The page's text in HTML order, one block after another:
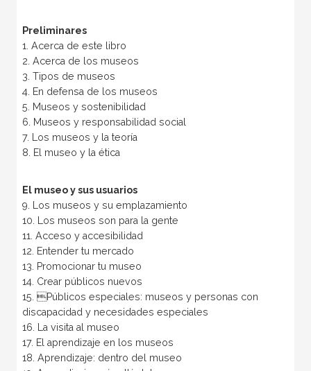
Preliminares
1. Acerca de este libro
2. Acerca de los museos
3. Tipos de museos
4. En defensa de los museos
5. Museos y sostenibilidad
6. Museos y responsabilidad social
7. Los museos y la teoría
8. El museo y la ética
El museo y sus usuarios
9. Los museos y su emplazamiento
10. Los museos son para la gente
11. Acceso y accesibilidad
12. Entender tu mercado
13. Promocionar tu museo
14. Crear públicos nuevos
15. Públicos especiales: museos y personas con
discapacidad y necesidades especiales
16. La visita al museo
17. El aprendizaje en los museos
18. Aprendizaje: dentro del museo